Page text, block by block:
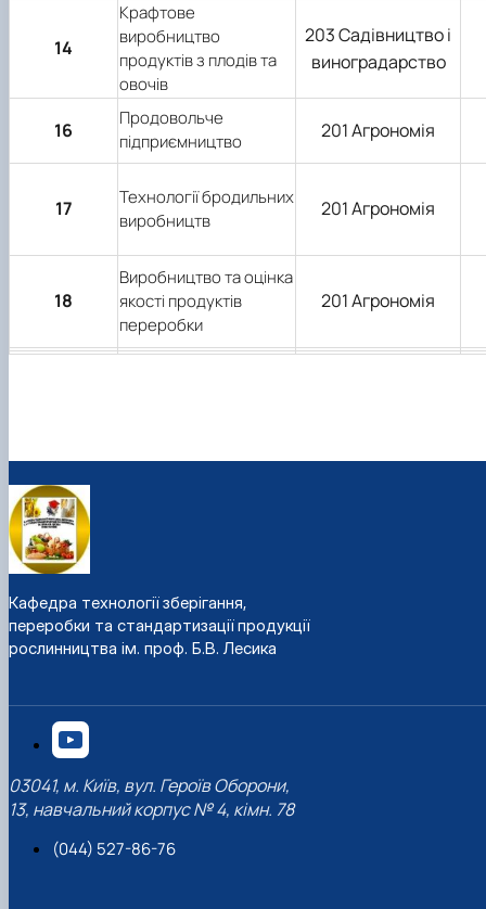
14
Крафтове
виробництво
продуктів з плодів та
овочів
203 Садівництво і
виноградарство
16
Продовольче
підприємництво
201 Агрономія
17
Технології бродильних
виробництв
201 Агрономія
18
Виробництво та оцінка
якості продуктів
переробки
201 Агрономія
Кафедра технології зберігання,
переробки та стандартизації продукції
рослинництва ім. проф. Б.В. Лесика
03041, м. Київ, вул. Героїв Оборони,
13, навчальний корпус № 4, кімн. 78
(044) 527-86-76